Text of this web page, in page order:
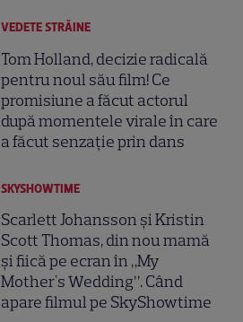
VEDETE STRĂINE
Tom Holland, decizie radicală
pentru noul său film! Ce
promisiune a făcut actorul
după momentele virale în care
a făcut senzație prin dans
SKYSHOWTIME
Scarlett Johansson și Kristin
Scott Thomas, din nou mamă
și fiică pe ecran în „My
Mother's Wedding”. Când
apare filmul pe SkyShowtime